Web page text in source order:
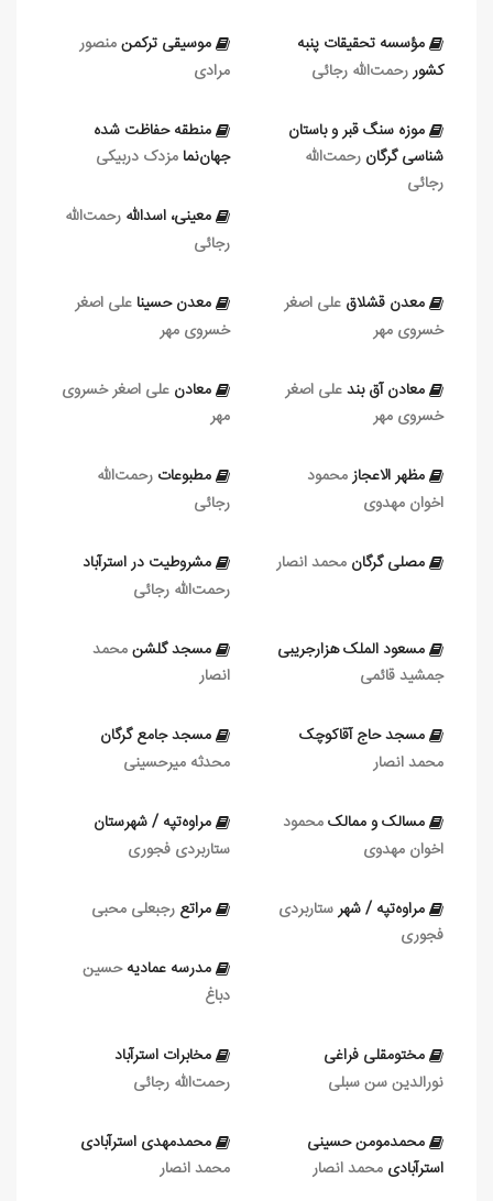
مؤسسه تحقيقات پنبه
كشوررحمت‌الله رجائی
موسیقی ترکمنمنصور
مرادی
موزه سنگ قبر و باستان
شناسی گرگان رحمت‌الله
رجائی
منطقه حفاظت شده
جهان‌نما مزدک دربیکی
معینی، اسدالله رحمت‌الله
رجائی
معدن قشلاق علی‏ اصغر
خسروی مهر
معدن حسینا علی‏ اصغر
خسروی مهر
معادن آق بندعلی‏ اصغر
خسروی مهر
معادن‌ علی‏ اصغر خسروی
مهر
مظهر الاعجازمحمود
اخوان مهدوی
مطبوعات رحمت‌الله
رجائی
مصلی گرگان محمد انصار
مشروطیت در استرآباد
رحمت‌الله رجائی
مسعود الملک هزارجریبی
جمشید قائمی
مسجد گلشنمحمد
انصار
مسجد حاج آقاکوچک
محمد انصار
مسجد جامع گرگان
محدثه میرحسینی
مسالک و ممالکمحمود
اخوان مهدوی
مراوه‌تپه / شهرستان
ستاربردی فجوری
مراوه‌تپه / شهرستاربردی
فجوری
مراتع رجبعلی محبی
مدرسه عماديه حسین
دباغ
مختومقلی فراغی
نورالدین سن‏ سبلی
مخابرات استرآباد
رحمت‌الله رجائی
محمدمومن حسینی
استرآبادی محمد انصار
محمدمهدی استرآبادی
محمد انصار